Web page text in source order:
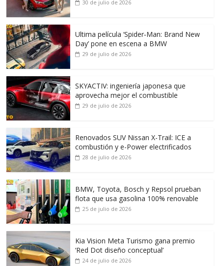
30 de julio de 2026
Ultima película ‘Spider‑Man: Brand New
Day’ pone en escena a BMW
29 de julio de 2026
SKYACTIV: ingeniería japonesa que
aprovecha mejor el combustible
29 de julio de 2026
Renovados SUV Nissan X-Trail: ICE a
combustión y e-Power electrificados
28 de julio de 2026
BMW, Toyota, Bosch y Repsol prueban
flota que usa gasolina 100% renovable
25 de julio de 2026
Kia Vision Meta Turismo gana premio
‘Red Dot diseño conceptual’
24 de julio de 2026